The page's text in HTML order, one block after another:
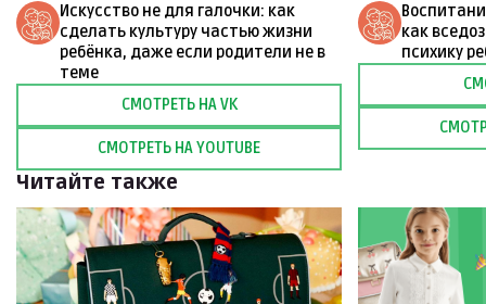
Искусство не для галочки: как
сделать культуру частью жизни
ребёнка, даже если родители не в
теме
СМОТРЕТЬ НА VK
СМОТРЕТЬ НА YOUTUBE
как
психику
Читайте также